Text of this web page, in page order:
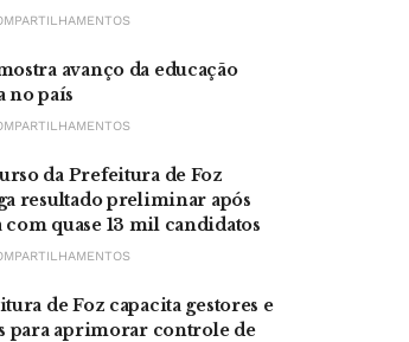
avanço da educação
no país
da Prefeitura de Foz
resultado preliminar após
com quase 13 mil candidatos
de Foz capacita gestores e
para aprimorar controle de